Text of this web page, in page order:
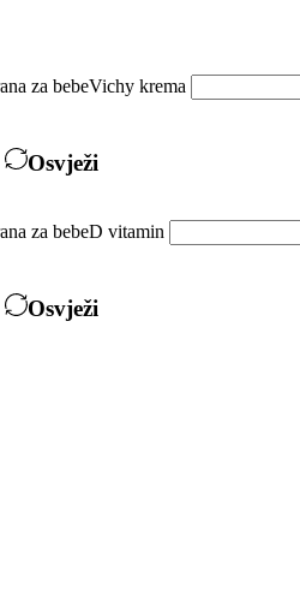
za bebeVichy krema
Osvježi
za bebeD vitamin
Osvježi